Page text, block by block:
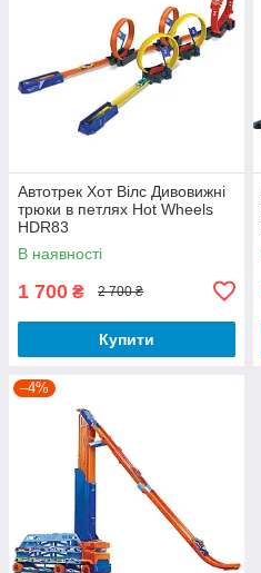
Автотрек Хот Вілс Дивовижні
трюки в петлях Hot Wheels
HDR83
В наявності
1 700 ₴ 2 700 ₴
Купити
–4%